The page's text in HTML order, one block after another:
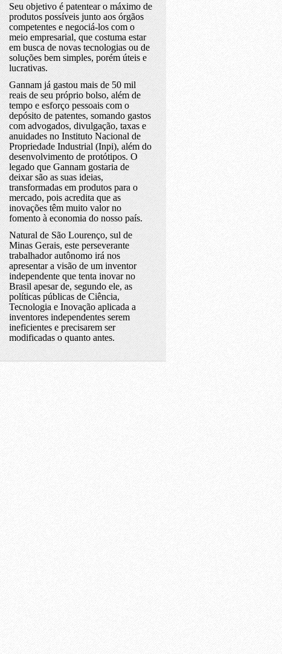
Seu objetivo é patentear o máximo de
produtos possíveis junto aos órgãos
competentes e negociá-los com o
meio empresarial, que costuma estar
em busca de novas tecnologias ou de
soluções bem simples, porém úteis e
lucrativas.
Gannam já gastou mais de 50 mil
reais de seu próprio bolso, além de
tempo e esforço pessoais com o
depósito de patentes, somando gastos
com advogados, divulgação, taxas e
anuidades no Instituto Nacional de
Propriedade Industrial (Inpi), além do
desenvolvimento de protótipos. O
legado que Gannam gostaria de
deixar são as suas ideias,
transformadas em produtos para o
mercado, pois acredita que as
inovações têm muito valor no
fomento à economia do nosso país.
Natural de São Lourenço, sul de
Minas Gerais, este perseverante
trabalhador autônomo irá nos
apresentar a visão de um inventor
independente que tenta inovar no
Brasil apesar de, segundo ele, as
políticas públicas de Ciência,
Tecnologia e Inovação aplicada a
inventores independentes serem
ineficientes e precisarem ser
modificadas o quanto antes.